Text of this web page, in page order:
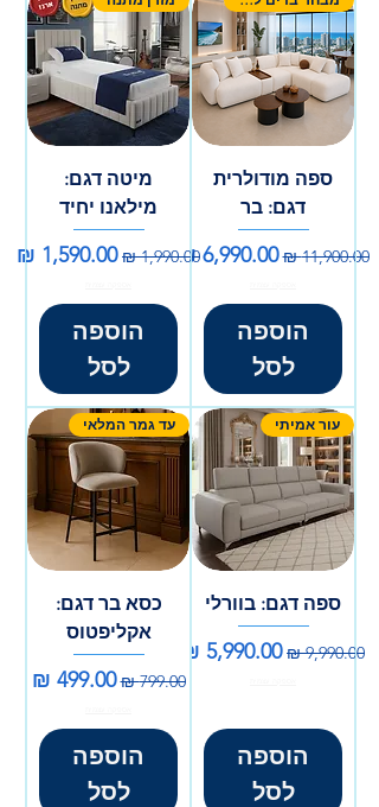
ספה מודולרית
דגם: בר
מחיר רגיל‏11,900.00 ‏₪ מחיר מבצע‏6,990.00 ‏₪
הוספה
לסל
מיטה דגם:
מילאנו יחיד
מחיר רגילמחיר מבצע
הוספה
לסל
עור אמיתי
ספה דגם: בוורלי
מחיר רגילמחיר מבצע
הוספה
לסל
עד גמר המלאי
כסא בר דגם:
אקליפטוס
מחיר רגיל‏799.00 ‏₪ מחיר מבצע‏499.00 ‏₪
הוספה
לסל